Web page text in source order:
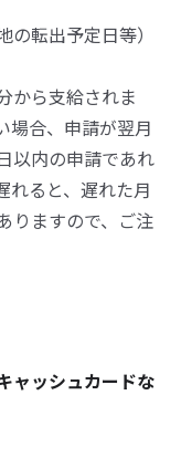
転出予定日等）
から支給されま
場合、申請が翌月
以内の申請であれ
れると、遅れた月
りますので、ご注
ャッシュカードな